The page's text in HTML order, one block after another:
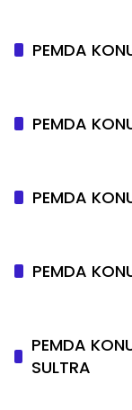
PEMDA
PEMDA
PEMDA
PEMDA
PEMDA
SULTRA